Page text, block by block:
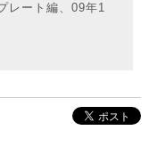
レート編、09年1